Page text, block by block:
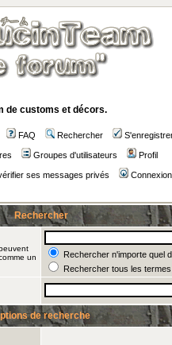
de customs et décors.
FAQ Rechercher
Groupes d'utilisateurs Profil
ses messages privés
Connexion
Rechercher
un
Rechercher n'importe quel
Rechercher tous les termes
de recherche